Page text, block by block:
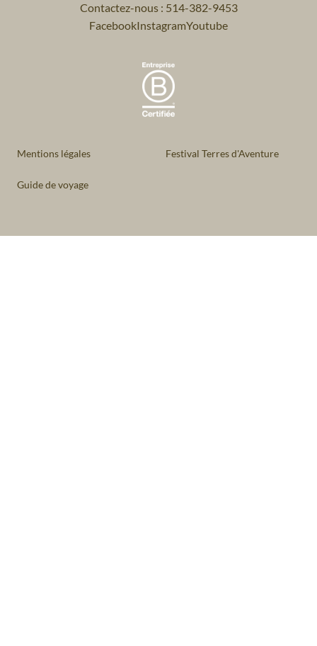
Contactez-nous : 514-382-9453
FacebookInstagramYoutube
Mentions légales Festival Terres d'Aventure
Guide de voyage